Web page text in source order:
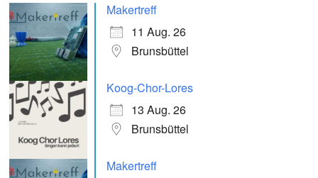
Makertreff
11 Aug. 26
Brunsbüttel
Koog-Chor-Lores
13 Aug. 26
Brunsbüttel
Makertreff